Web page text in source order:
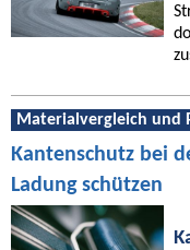
Materialvergleich und
Kantenschutz bei
Ladung schützen